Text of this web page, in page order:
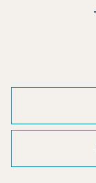
Судебные
Политика
Согласие на